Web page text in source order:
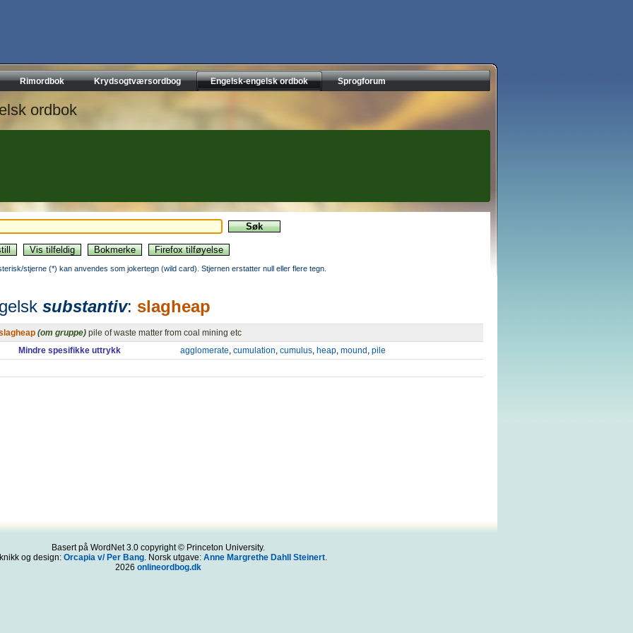
Rimordbok Krydsogtværsordbog Engelsk-engelsk ordbok Sprogforum
ordbok
stjerne (*) kan anvendes som jokertegn (wild card). Stjernen erstatter null eller flere tegn.
substantiv: slagheap
(om gruppe) pile of waste matter from coal mining etc
Mindre spesifikke uttrykk
agglomerate, cumulation, cumulus, heap, mound , pile
Basert på WordNet 3.0 copyright © Princeton University.
og design: Orcapia v/ Per Bang. Norsk utgave: Anne Margrethe Dahll Steinert.
2026 onlineordbog.dk